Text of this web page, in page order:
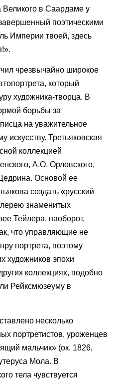
в Саардаме у
поэтическими
Империи твоей, здесь
чрезвычайно широкое
который
художника-творца. В
борьбы за
на уважительное
искусству. Третьяковская
коллекцией
А.О. Орловского,
Основой ее
создать «русский
знаменитых
Тейлера, наоборот,
что управляющие не
портрета, поэтому
художников эпохи
коллекциях, подобно
Рейксмюзеуму в
несколько
портретистов, уроженцев
мальчик» (ок. 1826,
Мола. В
тела чувствуется